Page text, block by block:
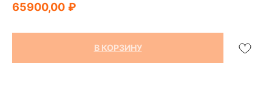
65900,00 ₽
В КОРЗИНУ